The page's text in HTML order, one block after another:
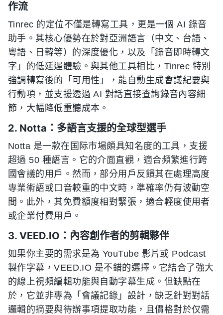
作流
Tinrec 的定位不僅是轉寫工具，更是一個 AI 錄音
助手。其核心優勢在於對亞洲語言（中文、台語、
粵語、日韓等）的深度優化，以及「錄音即時轉文
字」的低延遲體驗。與其他工具相比，Tinrec 特別
強調轉寫後的「可用性」，能自動生成會議紀要與
行動項，並支援透過 AI 對話直接查詢錄音內容細
節，大幅降低重聽成本。
2. Notta：多語言支援的全球型選手
Notta 是一款在国际市場頗具知名度的工具，支援
超過 50 種語言。它的介面直觀，適合頻繁進行跨
國會議的用戶。然而，部分用戶反饋其在處理高度
專業術語或口音較重的中文時，準確率仍有波動空
間。此外，其免費額度相對緊張，適合輕度使用者
或企業付費用戶。
3. VEED.IO：內容創作者的剪輯夥伴
如果你主要的需求是為 YouTube 影片或 Podcast
製作字幕，VEED.IO 是不錯的選擇。它結合了強大
的線上視頻編輯功能與自動字幕生成。但缺點在
於，它並非專為「會議記錄」設計，缺乏針對對話
邏輯的摘要與待辦事項提取功能，且價格對於仅需